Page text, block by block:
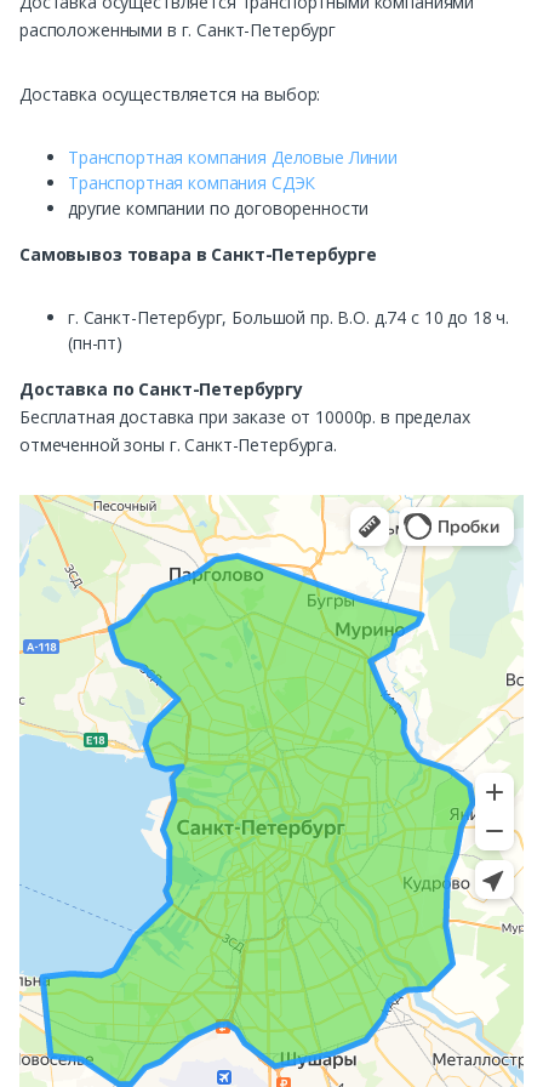
расположенными в г. Санкт-Петербург
Доставка осуществляется на выбор:
Транспортная компания Деловые Линии
Транспортная компания СДЭК
другие компании по договоренности
Самовывоз товара в Санкт-Петербурге
г. Санкт-Петербург, Большой пр. В.О. д.74 с 10 до 18 ч.
(пн-пт)
Доставка по Санкт-Петербургу
Бесплатная доставка при заказе от 10000р. в пределах
отмеченной зоны г. Санкт-Петербурга.